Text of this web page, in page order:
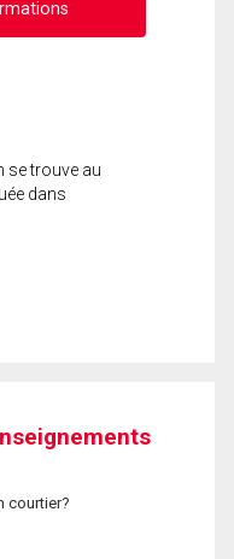
se trouve au
dans
courtier?